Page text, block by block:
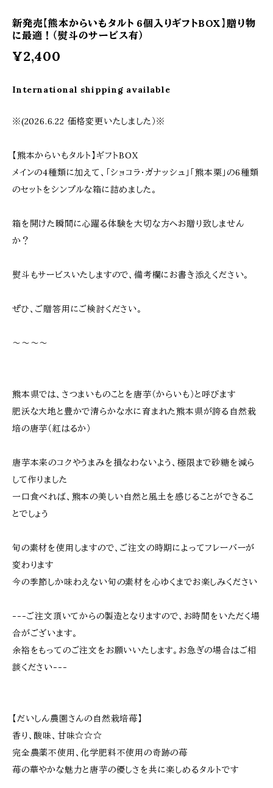
新発売【熊本からいもタルト 6個入りギフトBOX】贈り物
に最適！（熨斗のサービス有）
¥2,400
International shipping available
※(2026.6.22 価格変更いたしました）※
【熊本からいもタルト】ギフトBOX
メインの4種類に加えて、「ショコラ・ガナッシュ」「熊本栗」の6種類
のセットをシンプルな箱に詰めました。
箱を開けた瞬間に心躍る体験を大切な方へお贈り致しません
か？
熨斗もサービスいたしますので、備考欄にお書き添えください。
ぜひ、ご贈答用にご検討ください。
～～～～
熊本県では、さつまいものことを唐芋（からいも）と呼びます
肥沃な大地と豊かで清らかな水に育まれた熊本県が誇る自然栽
培の唐芋（紅はるか）
唐芋本来のコクやうまみを損なわないよう、極限まで砂糖を減ら
して作りました
一口食べれば、熊本の美しい自然と風土を感じることができるこ
とでしょう
旬の素材を使用しますので、ご注文の時期によってフレーバーが
変わります
今の季節しか味わえない旬の素材を心ゆくまでお楽しみください
---ご注文頂いてからの製造となりますので、お時間をいただく場
合がございます。
余裕をもってのご注文をお願いいたします。お急ぎの場合はご相
談ください---
【だいしん農園さんの自然栽培苺】
香り、酸味、甘味☆☆☆
完全農薬不使用、化学肥料不使用の奇跡の苺
苺の華やかな魅力と唐芋の優しさを共に楽しめるタルトです